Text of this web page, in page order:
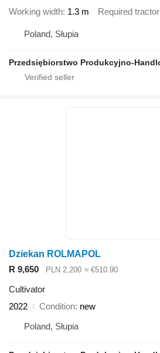
Working width 1.3 m Required
Poland, Słupia
Dziekan ROLMAPOL
R 9,650
PLN 2,200 ≈ €510.90
Cultivator
2022
Condition new
Poland, Słupia